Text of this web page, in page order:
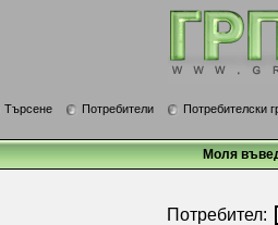
Търсене Потребители
Потребителски
Моля
Потребител: